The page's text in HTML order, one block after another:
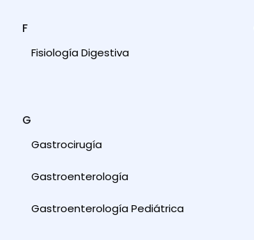
F
Fisiología Digestiva
G
Gastrocirugía
Gastroenterología
Gastroenterología Pediátrica